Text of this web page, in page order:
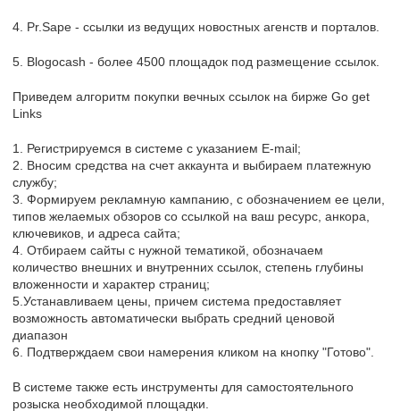
4. Pr.Sape - ссылки из ведущих новостных агенств и порталов.
5. Blogocash - более 4500 площадок под размещение ссылок.
Приведем алгоритм покупки вечных ссылок на бирже Go get
Links
1. Регистрируемся в системе с указанием E-mail;
2. Вносим средства на счет аккаунта и выбираем платежную
службу;
3. Формируем рекламную кампанию, с обозначением ее цели,
типов желаемых обзоров со ссылкой на ваш ресурс, анкора,
ключевиков, и адреса сайта;
4. Отбираем сайты с нужной тематикой, обозначаем
количество внешних и внутренних ссылок, степень глубины
вложенности и характер страниц;
5.Устанавливаем цены, причем система предоставляет
возможность автоматически выбрать средний ценовой
диапазон
6. Подтверждаем свои намерения кликом на кнопку "Готово".
В системе также есть инструменты для самостоятельного
розыска необходимой площадки.